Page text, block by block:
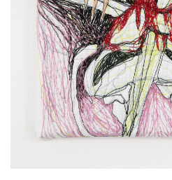
NEWSLETTER
FACEBOOK
INSTAGRAM
PARTNERS
IMPRINT